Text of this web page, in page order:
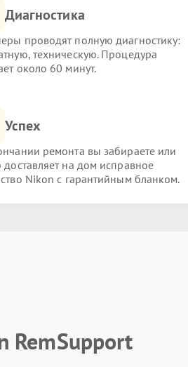
Диагностика
проводят полную диагностику:
техническую. Процедура
около 60 минут.
Успех
ремонта вы забираете или
доставляет на дом исправное
Nikon с гарантийным бланком.
RemSupport